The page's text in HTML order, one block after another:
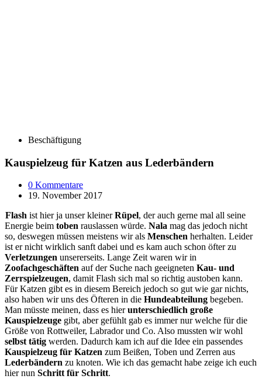
Beschäftigung
Kauspielzeug für Katzen aus Lederbändern
0 Kommentare
19. November 2017
Flash ist hier ja unser kleinerRüpel, der auch gerne mal all seine
Energie beim toben rauslassen würde. Nala mag das jedoch nicht
so, deswegen müssen meistens wir als Menschen herhalten. Leider
ist er nicht wirklich sanft dabei und es kam auch schon öfter zu
Verletzungen unsererseits. Lange Zeit waren wir in
Zoofachgeschäften auf der Suche nach geeigneten Kau- und
Zerrspielzeugen, damit Flash sich mal so richtig austoben kann.
Für Katzen gibt es in diesem Bereich jedoch so gut wie gar nichts,
also haben wir uns des Öfteren in die Hundeabteilung begeben.
Man müsste meinen, dass es hierunterschiedlich große
Kauspielzeuge gibt, aber gefühlt gab es immer nur welche für die
Größe von Rottweiler, Labrador und Co. Also mussten wir wohl
selbst tätig werden. Dadurch kam ich auf die Idee ein passendes
Kauspielzeug für Katzen zum Beißen, Toben und Zerren aus
Lederbändern zu knoten. Wie ich das gemacht habe zeige ich euch
hier nun Schritt für Schritt.